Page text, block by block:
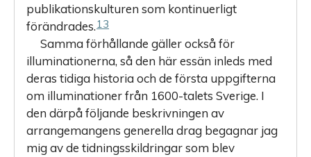
publikationskulturen som kontinuerligt
förändrades.13
Samma förhållande gäller också för
illuminationerna, så den här essän inleds med
deras tidiga historia och de första uppgifterna
om illuminationer från 1600-talets Sverige. I
den därpå följande beskrivningen av
arrangemangens generella drag begagnar jag
mig av de tidningsskildringar som blev